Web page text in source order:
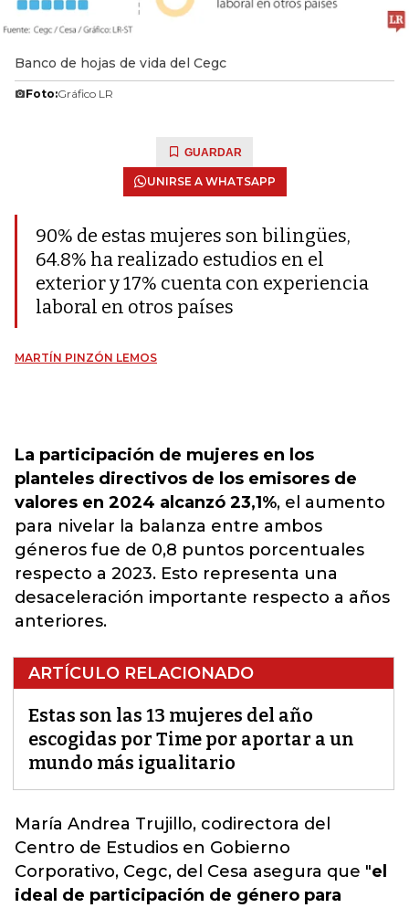
Banco de hojas de vida del Cegc
Foto:Gráfico LR
GUARDAR
UNIRSE A WHATSAPP
90% de estas mujeres son bilingües,
64.8% ha realizado estudios en el
exterior y 17% cuenta con experiencia
laboral en otros países
MARTÍN PINZÓN LEMOS
La participación de mujeres en los
planteles directivos de los emisores de
valores en 2024 alcanzó 23,1%, el aumento
para nivelar la balanza entre ambos
géneros fue de 0,8 puntos porcentuales
respecto a 2023. Esto representa una
desaceleración importante respecto a años
anteriores.
ARTÍCULO RELACIONADO
Estas son las 13 mujeres del año
escogidas por Time por aportar a un
mundo más igualitario
María Andrea Trujillo, codirectora del
Centro de Estudios en Gobierno
Corporativo, Cegc, del Cesa asegura que "el
ideal de participación de género para